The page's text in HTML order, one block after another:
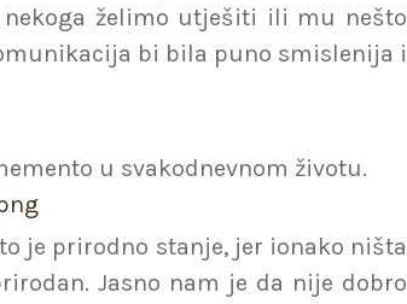
želimo utješiti ili mu nešto
bi bila puno smislenija i
u svakodnevnom životu.
je prirodno stanje, jer ionako ništa
Jasno nam je da nije dobro